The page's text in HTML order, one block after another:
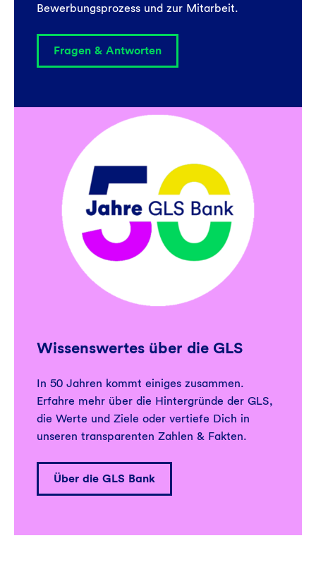
Bewerbungsprozess und zur Mitarbeit.
Fragen & Antworten
Wissenswertes über die GLS
In 50 Jahren kommt einiges zusammen.
Erfahre mehr über die Hintergründe der GLS,
die Werte und Ziele oder vertiefe Dich in
unseren transparenten Zahlen & Fakten.
Über die GLS Bank